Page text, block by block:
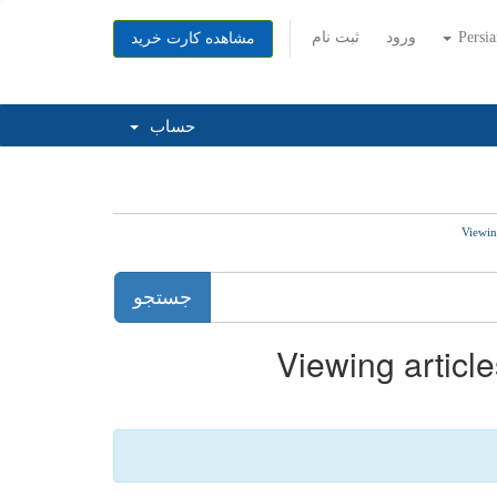
ورود ثبت نام مشاهده کارت خرید
حساب
Viewing